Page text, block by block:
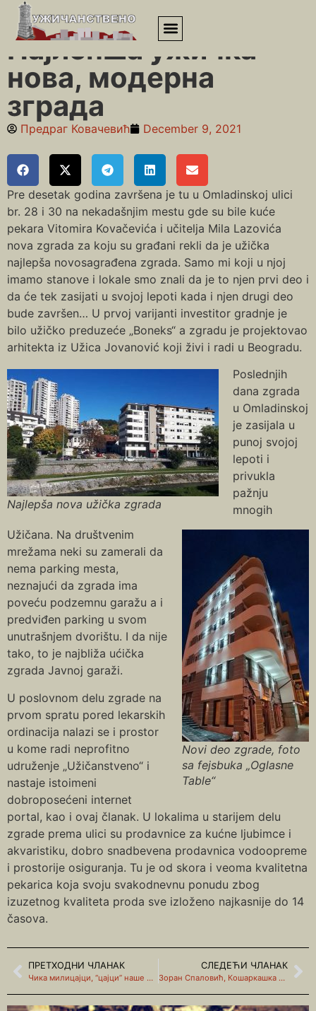
Почетна»Липа»Најлепша ужичка нова, модерна зграда
Најлепша ужичка
нова, модерна
зграда
Предраг Ковачевић December 9, 2021
Pre desetak godina završena je tu u Omladinskoj ulici
br. 28 i 30 na nekadašnjim mestu gde su bile kuće
pekara Vitomira Kovačevića i učitelja Mila Lazovića
nova zgrada za koju su građani rekli da je užička
najlepša novosagrađena zgrada. Samo mi koji u njoj
imamo stanove i lokale smo znali da je to njen prvi deo i
da će tek zasijati u svojoj lepoti kada i njen drugi deo
bude završen… U prvoj varijanti investitor gradnje je
bilo užičko preduzeće „Boneks“ a zgradu je projektovao
arhitekta iz Užica Jovanović koji živi i radi u Beogradu.
Najlepša nova užička zgrada
Novi deo zgrade, foto
sa fejsbuka „Oglasne
Table“
Poslednjih
dana zgrada
u Omladinskoj
je zasijala u
punoj svojoj
lepoti i
privukla
pažnju
mnogih
Užičana. Na društvenim
mrežama neki su zamerali da
nema parking mesta,
neznajući da zgrada ima
poveću podzemnu garažu a i
predviđen parking u svom
unutrašnjem dvorištu. I da nije
tako, to je najbliža ućička
zgrada Javnoj garaži.
U poslovnom delu zgrade na
prvom spratu pored lekarskih
ordinacija nalazi se i prostor
u kome radi neprofitno
udruženje „Užičanstveno“ i
nastaje istoimeni
dobroposećeni internet
portal, kao i ovaj članak. U lokalima u starijem delu
zgrade prema ulici su prodavnice za kućne ljubimce i
akvaristiku, dobro snadbevena prodavnica vodoopreme
i prostorije osiguranja. Tu je od skora i veoma kvalitetna
pekarica koja svoju svakodnevnu ponudu zbog
izuzetnog kvaliteta proda sve izloženo najkasnije do 14
časova.
ПРЕТХОДНИ ЧЛАНАК
Чика милицајци, “цајци” наше младости
СЛЕДЕЋИ ЧЛАНАК
Зоран Спаловић, Кошаркашка екипа ужичке гимназије